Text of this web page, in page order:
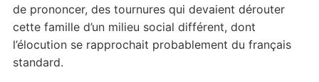
de prononcer, des tournures qui devaient dérouter
cette famille d’un milieu social différent, dont
l’élocution se rapprochait probablement du français
standard.